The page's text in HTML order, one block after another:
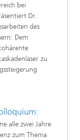
bei
Dr.
des
Dem
zu
alle zwei Jahre
zum Thema